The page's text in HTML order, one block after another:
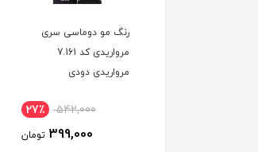
رنگ مو دوماسی سری
مرواریدی کد 7.161
مرواریدی دودی
542,000 27٪
399,000 تومان